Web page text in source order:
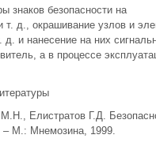
знаков безопасности на
д., окрашивание узлов и
и нанесение на них
а в процессе
Елистратов Г.Д.
– М.: Мнемозина, 1999.